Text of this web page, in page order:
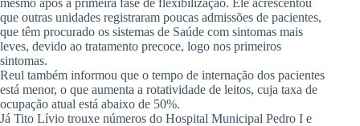
mesmo após a primeira fase de flexibilização. Ele acrescentou
que outras unidades registraram poucas admissões de pacientes,
que têm procurado os sistemas de Saúde com sintomas mais
leves, devido ao tratamento precoce, logo nos primeiros
sintomas.
Reul também informou que o tempo de internação dos pacientes
está menor, o que aumenta a rotatividade de leitos, cuja taxa de
ocupação atual está abaixo de 50%.
Já Tito Lívio trouxe números do Hospital Municipal Pedro I e